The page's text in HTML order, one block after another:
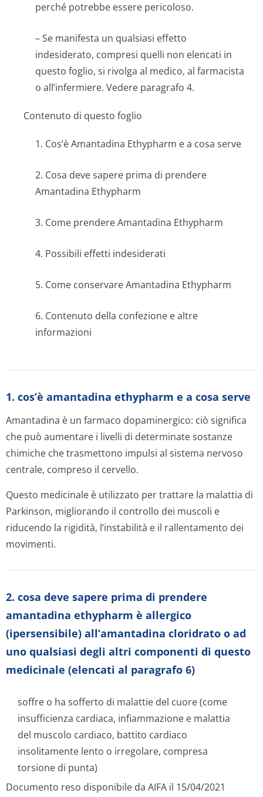
perché potrebbe essere pericoloso.
– Se manifesta un qualsiasi effetto
indesiderato, compresi quelli non elencati in
questo foglio, si rivolga al medico, al farmacista
o all’infermiere. Vedere paragrafo 4.
Contenuto di questo foglio
1. Cos’è Amantadina Ethypharm e a cosa serve
2. Cosa deve sapere prima di prendere
Amantadina Ethypharm
3. Come prendere Amantadina Ethypharm
4. Possibili effetti indesiderati
5. Come conservare Amantadina Ethypharm
6. Contenuto della confezione e altre
informazioni
1. cos’è amantadina ethypharm e a cosa serve
Amantadina è un farmaco dopaminergico: ciò significa
che può aumentare i livelli di determinate sostanze
chimiche che trasmettono impulsi al sistema nervoso
centrale, compreso il cervello.
Questo medicinale è utilizzato per trattare la malattia di
Parkinson, migliorando il controllo dei muscoli e
riducendo la rigidità, l’instabilità e il rallentamento dei
movimenti.
2. cosa deve sapere prima di prendere
amantadina ethypharm è allergico
(ipersensibile) all’amantadina cloridrato o ad
uno qualsiasi degli altri componenti di questo
medicinale (elencati al paragrafo 6)
soffre o ha sofferto di malattie del cuore (come
insufficienza cardiaca, infiammazione e malattia
del muscolo cardiaco, battito cardiaco
insolitamente lento o irregolare, compresa
torsione di punta)
Documento reso disponibile da AIFA il 15/04/2021